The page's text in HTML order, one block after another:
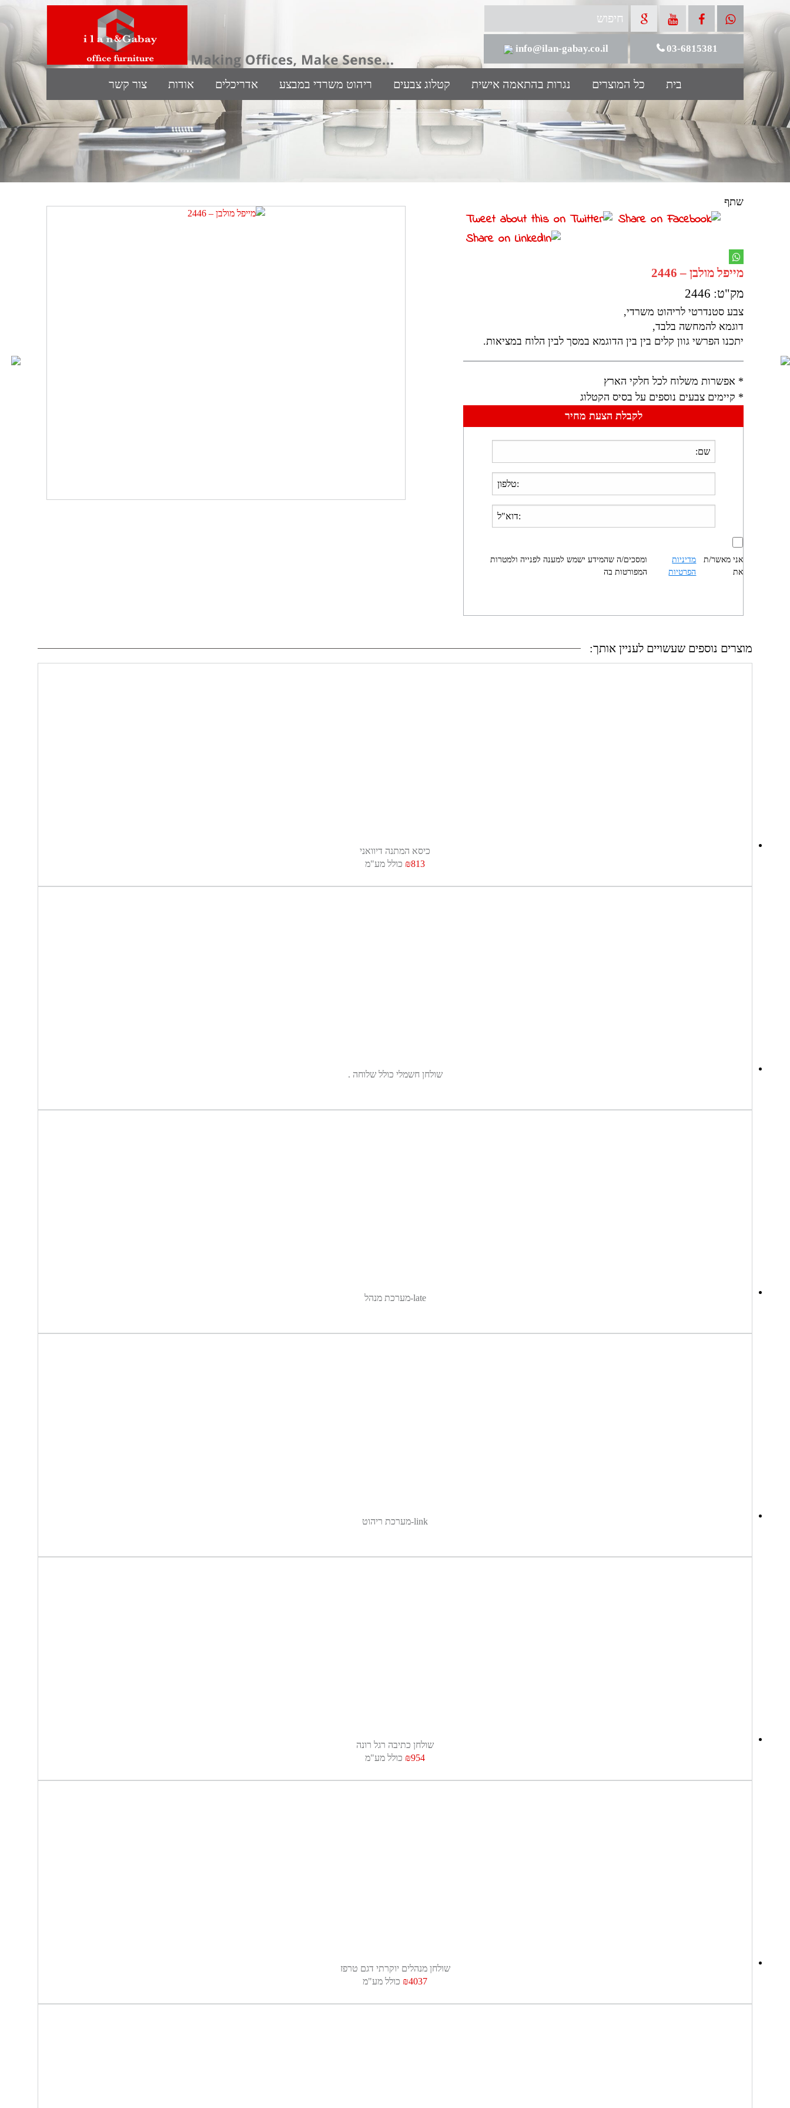
03-6815381
info@ilan-gabay.co.il
בית כל המוצרים נגרות בהתאמה אישית קטלוג צבעים ריהוט משרדי במבצע אדריכלים אודות צור קשר
שתף
מייפל מולבן – 2446
מק"ט: 2446
צבע סטנדרטי לריהוט משרדי,
דוגמא להמחשה בלבד,
יתכנו הפרשי גוון קלים בין בין הדוגמא במסך לבין הלוח במציאות.
* אפשרות משלוח לכל חלקי הארץ
* קיימים צבעים נוספים על בסיס הקטלוג
לקבלת הצעת מחיר
אני מאשר/ת
את
מדיניות
הפרטיות
ומסכים/ה שהמידע ישמש למענה לפנייה ולמטרות
המפורטות בה
מוצרים נוספים שעשויים לעניין אותך:
כיסא המתנה דיוואני
₪813 כולל מע"מ
שולחן חשמלי כולל שלוחה .
late-מערכת מנהל
link-מערכת ריהוט
שולחן כתיבה רגל רונה
₪954 כולל מע"מ
שולחן מנהלים יוקרתי דגם טרפז
₪4037 כולל מע"מ